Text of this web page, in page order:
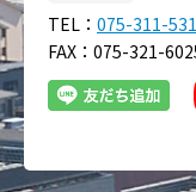
TEL： 075-311-
FAX：075-321-